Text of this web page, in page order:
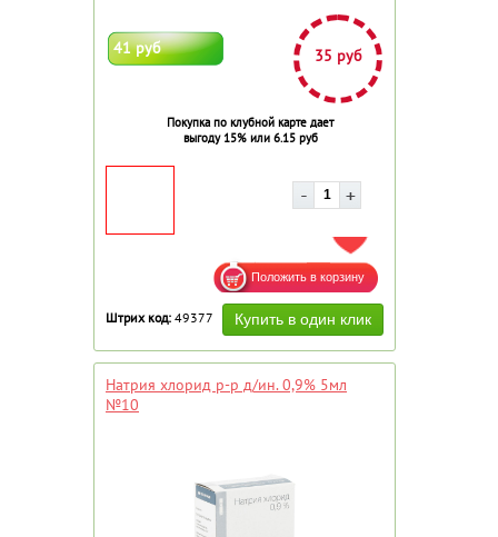
41 руб 35 руб
Покупка по клубной карте дает
выгоду 15% или 6.15 руб
ДОБАВИТЬ В ИЗБРАННОЕ
Штрих код: 49377
Натрия хлорид р-р д/ин. 0,9% 5мл
№10